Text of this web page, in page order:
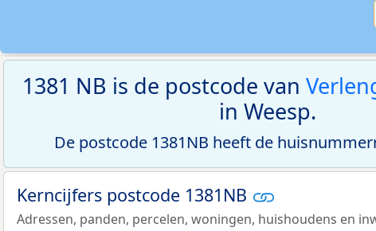
1381 NB is de postcode van
in Weesp.
De postcode 1381NB heeft de
Kerncijfers postcode 1381NB
Adressen, panden, percelen, woningen, huishoudens en